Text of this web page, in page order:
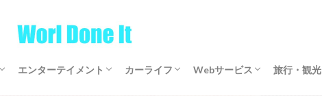
エンターテイメント カーライフ Webサービス 旅行・観光